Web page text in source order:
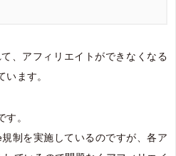
、アフィリエイトができなくなる
ます。
。
制を実施しているのですが、各ア